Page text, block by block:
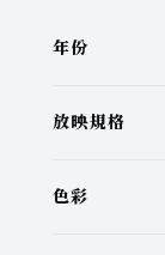
年份
放映規格
色彩